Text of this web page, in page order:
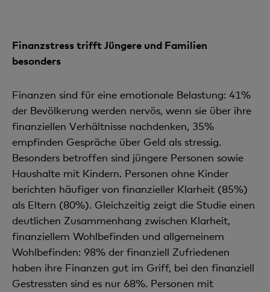
Finanzstress trifft Jüngere und Familien
besonders
Finanzen sind für eine emotionale Belastung: 41%
der Bevölkerung werden nervös, wenn sie über ihre
finanziellen Verhältnisse nachdenken, 35%
empfinden Gespräche über Geld als stressig.
Besonders betroffen sind jüngere Personen sowie
Haushalte mit Kindern. Personen ohne Kinder
berichten häufiger von finanzieller Klarheit (85%)
als Eltern (80%). Gleichzeitig zeigt die Studie einen
deutlichen Zusammenhang zwischen Klarheit,
finanziellem Wohlbefinden und allgemeinem
Wohlbefinden: 98% der finanziell Zufriedenen
haben ihre Finanzen gut im Griff, bei den finanziell
Gestressten sind es nur 68%. Personen mit